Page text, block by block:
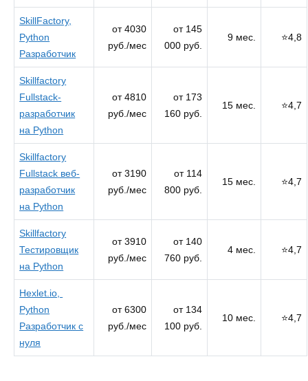
SkillFactory,
Python
Разработчик
от 4030
руб./мес
от 145
000 руб.
9 мес. ⭐4,8
Skillfactory
Fullstack-
разработчик
на Python
от 4810
руб./мес
от 173
160 руб.
15 мес. ⭐4,7
Skillfactory
Fullstack веб-
разработчик
на Python
от 3190
руб./мес
от 114
800 руб.
15 мес. ⭐4,7
Skillfactory
Тестировщик
на Python
от 3910
руб./мес
от 140
760 руб.
4 мес. ⭐4,7
Hexlet.io,
Python
Разработчик с
нуля
от 6300
руб./мес
от 134
100 руб.
10 мес. ⭐4,7